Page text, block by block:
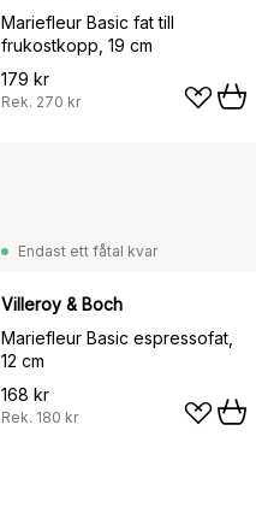
Mariefleur Basic fat till
frukostkopp, 19 cm
179 kr
Rek. 270 kr
Endast ett fåtal kvar
Villeroy & Boch
Mariefleur Basic espressofat,
12 cm
168 kr
Rek. 180 kr